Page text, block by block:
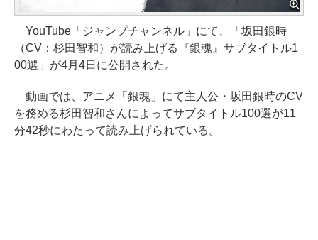
YouTube「ジャンプチャンネル」にて、「坂田銀時
（CV：杉田智和）が読み上げる『銀魂』サブタイトル1
00選」が4月4日に公開された。
動画では、アニメ「銀魂」にて主人公・坂田銀時のCV
を務める杉田智和さんによってサブタイトル100選が11
分42秒にわたって読み上げられている。